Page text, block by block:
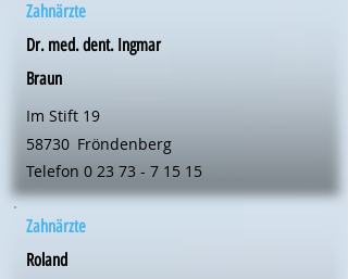
Zahnärzte
Dr. med. dent. Ingmar
Braun
Im Stift 19
58730 Fröndenberg
Telefon 0 23 73 - 7 15 15
Zahnärzte
Roland